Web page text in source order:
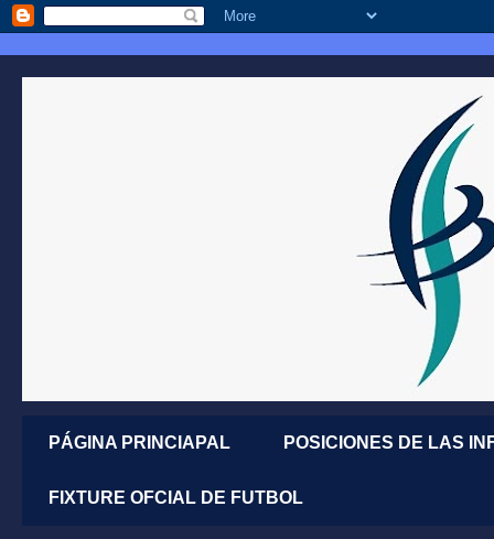
PÁGINA PRINCIAPAL POSICIONES DE LAS
FIXTURE OFCIAL DE FUTBOL